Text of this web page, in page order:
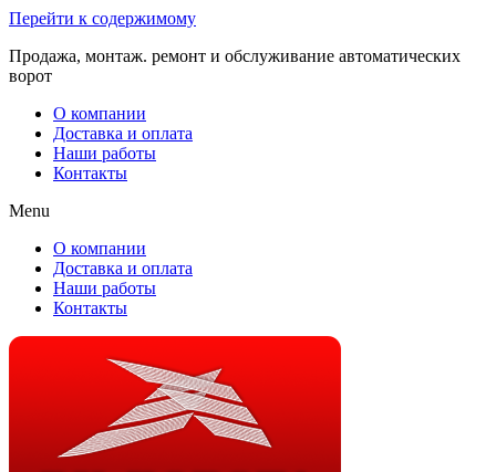
Перейти к содержимому
Продажа, монтаж. ремонт и обслуживание автоматических
ворот
О компании
Доставка и оплата
Наши работы
Контакты
Menu
О компании
Доставка и оплата
Наши работы
Контакты